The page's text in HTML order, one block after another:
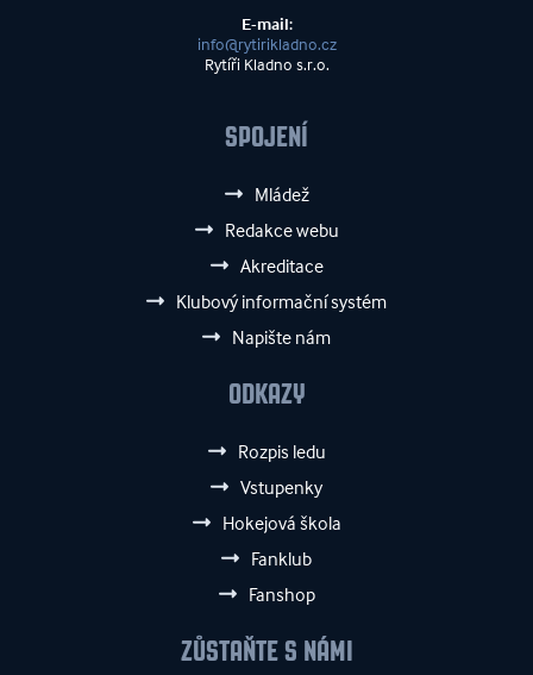
E-mail:
info@rytirikladno.cz
Rytíři Kladno s.r.o.
SPOJENÍ
Mládež
Redakce webu
Akreditace
Klubový informační systém
Napište nám
ODKAZY
Rozpis ledu
Vstupenky
Hokejová škola
Fanklub
Fanshop
ZŮSTAŇTE S NÁMI